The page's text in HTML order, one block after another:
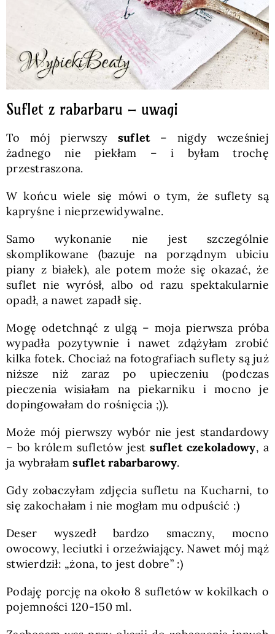
Suflet z rabarbaru – uwagi
To mój pierwszy suflet– nigdy wcześniej
żadnego nie piekłam – i byłam trochę
przestraszona.
W końcu wiele się mówi o tym, że suflety są
kapryśne i nieprzewidywalne.
Samo wykonanie nie jest szczególnie
skomplikowane (bazuje na porządnym ubiciu
piany z białek), ale potem może się okazać, że
suflet nie wyrósł, albo od razu spektakularnie
opadł, a nawet zapadł się.
Mogę odetchnąć z ulgą – moja pierwsza próba
wypadła pozytywnie i nawet zdążyłam zrobić
kilka fotek. Chociaż na fotografiach suflety są już
niższe niż zaraz po upieczeniu (podczas
pieczenia wisiałam na piekarniku i mocno je
dopingowałam do rośnięcia ;)).
Może mój pierwszy wybór nie jest standardowy
– bo królem sufletów jestsuflet czekoladowy, a
ja wybrałamsuflet rabarbarowy.
Gdy zobaczyłam zdjęcia sufletu na Kucharni, to
się zakochałam i nie mogłam mu odpuścić :)
Deser wyszedł bardzo smaczny, mocno
owocowy, leciutki i orzeźwiający. Nawet mój mąż
stwierdził: „żona, to jest dobre” :)
Podaję porcję na około 8 sufletów w kokilkach o
pojemności 120-150 ml.